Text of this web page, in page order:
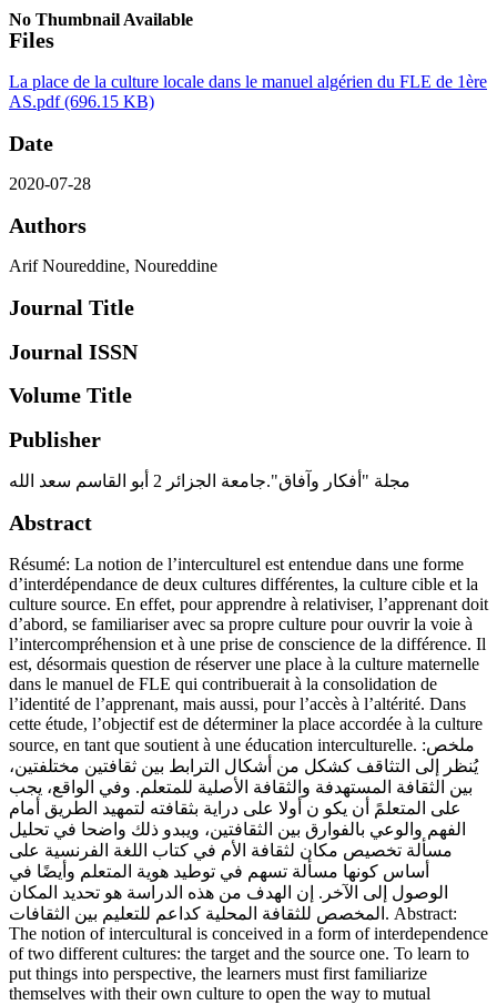
No Thumbnail Available
Files
La place de la culture locale dans le manuel algérien du FLE de 1ère
AS.pdf(696.15 KB)
Date
2020-07-28
Authors
Arif Noureddine, Noureddine
Journal Title
Journal ISSN
Volume Title
Publisher
مجلة "أفكار وآفاق".جامعة الجزائر 2 أبو القاسم سعد الله
Abstract
Résumé: La notion de l’interculturel est entendue dans une forme
d’interdépendance de deux cultures différentes, la culture cible et la
culture source. En effet, pour apprendre à relativiser, l’apprenant doit
d’abord, se familiariser avec sa propre culture pour ouvrir la voie à
l’intercompréhension et à une prise de conscience de la différence. Il
est, désormais question de réserver une place à la culture maternelle
dans le manuel de FLE qui contribuerait à la consolidation de
l’identité de l’apprenant, mais aussi, pour l’accès à l’altérité. Dans
cette étude, l’objectif est de déterminer la place accordée à la culture
source, en tant que soutient à une éducation interculturelle. ملخص:
يُنظر إلى التثاقف كشكل من أشكال الترابط بين ثقافتين مختلفتين،
بين الثقافة المستهدفة والثقافة الأصلية للمتعلم. وفي الواقع، يجب
على المتعلمً أن يكو ن أولا على دراية بثقافته لتمهيد الطريق أمام
الفهم والوعي بالفوارق بين الثقافتين، ويبدو ذلك واضحا في تحليل
مسألة تخصيص مكان لثقافة الأم في كتاب اللغة الفرنسية على
أساس كونها مسألة تسهم في توطيد هوية المتعلم وأيضًا في
الوصول إلى الآخر. إن الهدف من هذه الدراسة هو تحديد المكان
المخصص للثقافة المحلية كداعم للتعليم بين الثقافات. Abstract:
The notion of intercultural is conceived in a form of interdependence
of two different cultures: the target and the source one. To learn to
put things into perspective, the learners must first familiarize
themselves with their own culture to open the way to mutual